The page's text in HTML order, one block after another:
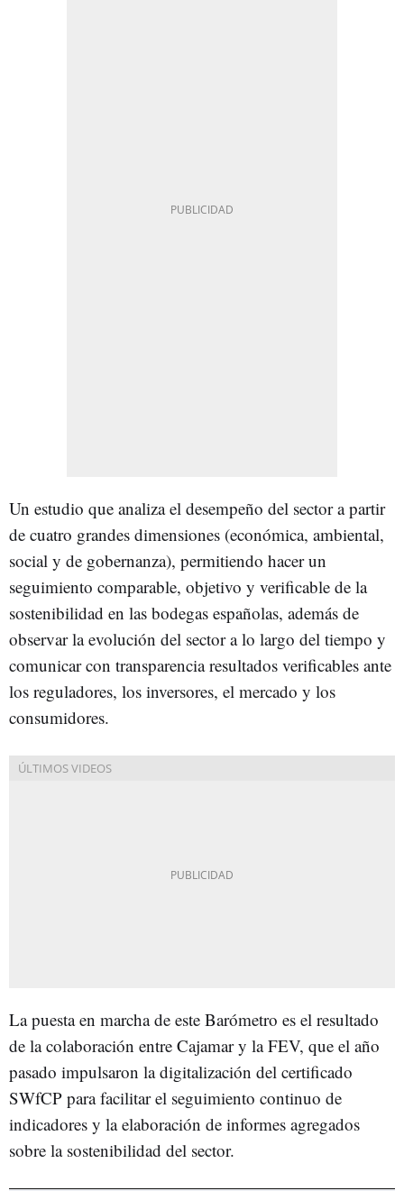
Un estudio que analiza el desempeño del sector a partir
de cuatro grandes dimensiones (económica, ambiental,
social y de gobernanza), permitiendo hacer un
seguimiento comparable, objetivo y verificable de la
sostenibilidad en las bodegas españolas, además de
observar la evolución del sector a lo largo del tiempo y
comunicar con transparencia resultados verificables ante
los reguladores, los inversores, el mercado y los
consumidores.
La puesta en marcha de este Barómetro es el resultado
de la colaboración entre Cajamar y la FEV, que el año
pasado impulsaron la digitalización del certificado
SWfCP para facilitar el seguimiento continuo de
indicadores y la elaboración de informes agregados
sobre la sostenibilidad del sector.